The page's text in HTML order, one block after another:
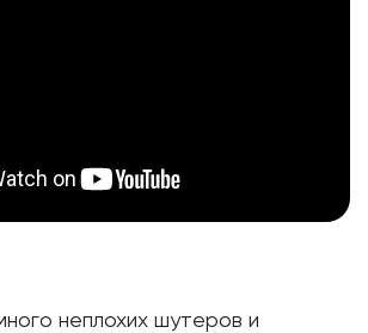
неплохих шутеров и